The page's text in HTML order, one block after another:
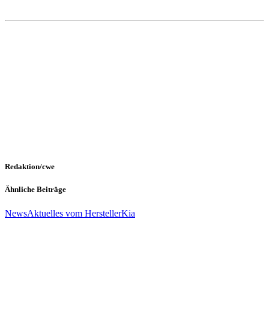
Redaktion/cwe
Ähnliche Beiträge
NewsAktuelles vom HerstellerKia